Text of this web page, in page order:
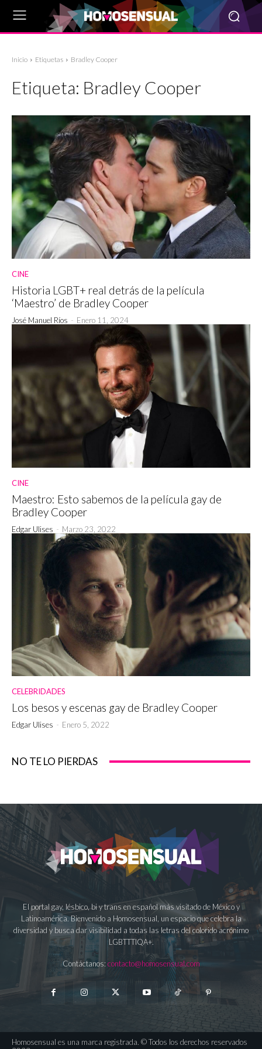
Inicio Etiquetas Bradley Cooper
Etiqueta: Bradley Cooper
CINE
Historia LGBT+ real detrás de la película
‘Maestro’ de Bradley Cooper
José Manuel Ríos - Enero 11, 2024
CINE
Maestro: Esto sabemos de la película gay de
Bradley Cooper
Edgar Ulises - Marzo 23, 2022
CELEBRIDADES
Los besos y escenas gay de Bradley Cooper
Edgar Ulises - Enero 5, 2022
NO TE LO PIERDAS
El portal gay, lésbico, bi y trans en español más visitado de México y
Latinoamérica. Bienvenido a Homosensual, un espacio que celebra la
diversidad y busca dar visibilidad a todas las letras del colorido acrónimo
LGBTTTIQA+.
Contáctanos: contacto@homosensual.com
Homosensual es una marca registrada. © Todos los derechos reservados